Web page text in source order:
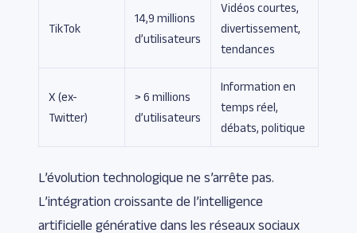
TikTok
14,9 millions
d’utilisateurs
Vidéos courtes,
divertissement,
tendances
X (ex-
Twitter)
> 6 millions
d’utilisateurs
Information en
temps réel,
débats, politique
L’évolution technologique ne s’arrête pas.
L’intégration croissante de l’intelligence
artificielle générative dans les réseaux sociaux